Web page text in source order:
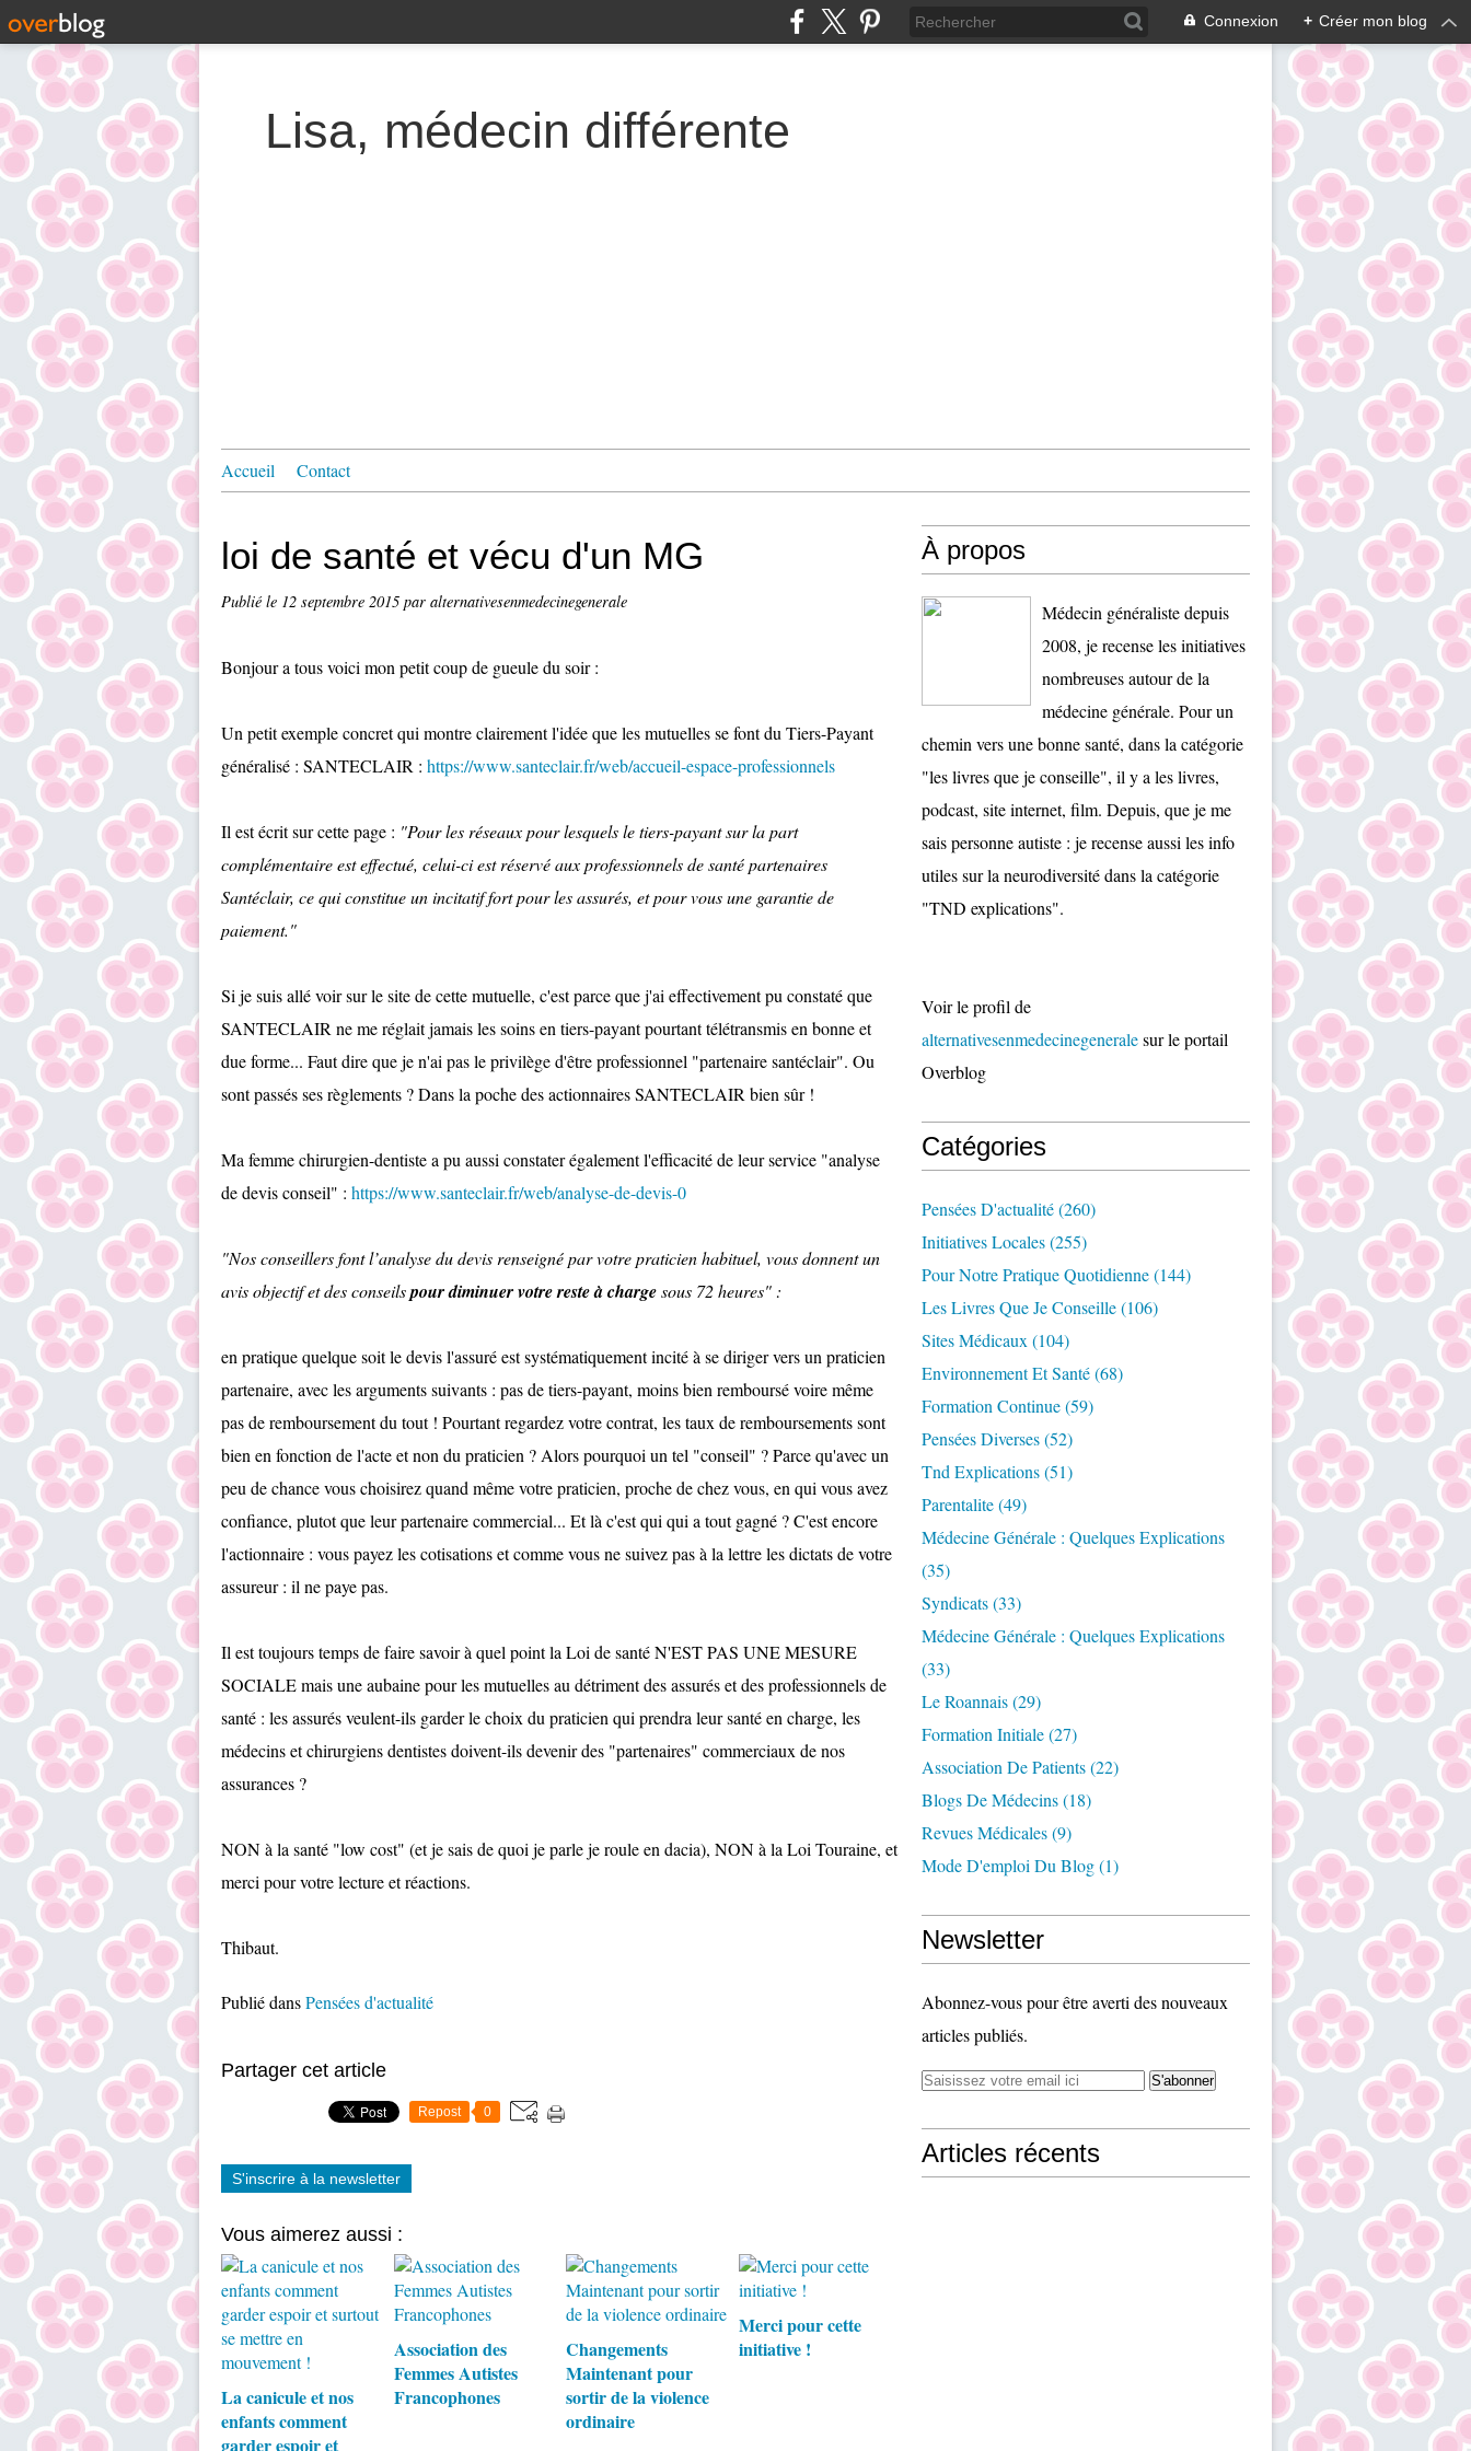
Connexion + Créer mon blog
Lisa, médecin différente
Accueil Contact
loi de santé et vécu d'un MG
Publié le 12 septembre 2015 par alternativesenmedecinegenerale
Bonjour a tous voici mon petit coup de gueule du soir :
Un petit exemple concret qui montre clairement l'idée que les mutuelles se font du Tiers-Payant
généralisé : SANTECLAIR : https://www.santeclair.fr/web/accueil-espace-professionnels
Il est écrit sur cette page : "Pour les réseaux pour lesquels le tiers-payant sur la part
complémentaire est effectué, celui-ci est réservé aux professionnels de santé partenaires
Santéclair, ce qui constitue un incitatif fort pour les assurés, et pour vous une garantie de
paiement."
Si je suis allé voir sur le site de cette mutuelle, c'est parce que j'ai effectivement pu constaté que
SANTECLAIR ne me réglait jamais les soins en tiers-payant pourtant télétransmis en bonne et
due forme... Faut dire que je n'ai pas le privilège d'être professionnel "partenaire santéclair". Ou
sont passés ses règlements ? Dans la poche des actionnaires SANTECLAIR bien sûr !
Ma femme chirurgien-dentiste a pu aussi constater également l'efficacité de leur service "analyse
de devis conseil" : https://www.santeclair.fr/web/analyse-de-devis-0
"Nos conseillers font l’analyse du devis renseigné par votre praticien habituel, vous donnent un
avis objectif et des conseilspour diminuer votre reste à chargesous 72 heures" :
en pratique quelque soit le devis l'assuré est systématiquement incité à se diriger vers un praticien
partenaire, avec les arguments suivants : pas de tiers-payant, moins bien remboursé voire même
pas de remboursement du tout ! Pourtant regardez votre contrat, les taux de remboursements sont
bien en fonction de l'acte et non du praticien ? Alors pourquoi un tel "conseil" ? Parce qu'avec un
peu de chance vous choisirez quand même votre praticien, proche de chez vous, en qui vous avez
confiance, plutot que leur partenaire commercial... Et là c'est qui qui a tout gagné ? C'est encore
l'actionnaire : vous payez les cotisations et comme vous ne suivez pas à la lettre les dictats de votre
assureur : il ne paye pas.
Il est toujours temps de faire savoir à quel point la Loi de santé N'EST PAS UNE MESURE
SOCIALE mais une aubaine pour les mutuelles au détriment des assurés et des professionnels de
santé : les assurés veulent-ils garder le choix du praticien qui prendra leur santé en charge, les
médecins et chirurgiens dentistes doivent-ils devenir des "partenaires" commerciaux de nos
assurances ?
NON à la santé "low cost" (et je sais de quoi je parle je roule en dacia), NON à la Loi Touraine, et
merci pour votre lecture et réactions.
Thibaut.
Publié dansPensées d'actualité
Partager cet article
Repost 0
S'inscrire à la newsletter
Vous aimerez aussi :
La canicule et nos
enfants comment
garder espoir et
Association des
Femmes Autistes
Francophones
Changements
Maintenant pour
sortir de la violence
ordinaire
Merci pour cette
initiative !
À propos
Médecin généraliste depuis
2008, je recense les initiatives
nombreuses autour de la
médecine générale. Pour un
chemin vers une bonne santé, dans la catégorie
"les livres que je conseille", il y a les livres,
podcast, site internet, film. Depuis, que je me
sais personne autiste : je recense aussi les info
utiles sur la neurodiversité dans la catégorie
"TND explications".
Voir le profil de
alternativesenmedecinegeneralesur le portail
Overblog
Catégories
Pensées D'actualité(260)
Initiatives Locales(255)
Pour Notre Pratique Quotidienne(144)
Les Livres Que Je Conseille(106)
Sites Médicaux (104)
Environnement Et Santé(68)
Formation Continue(59)
Pensées Diverses(52)
Tnd Explications(51)
Parentalite(49)
Médecine Générale : Quelques Explications
(35)
Syndicats(33)
Médecine Générale : Quelques Explications
(33)
Le Roannais(29)
Formation Initiale(27)
Association De Patients(22)
Blogs De Médecins(18)
Revues Médicales(9)
Mode D'emploi Du Blog(1)
Newsletter
Abonnez-vous pour être averti des nouveaux
articles publiés.
Articles récents